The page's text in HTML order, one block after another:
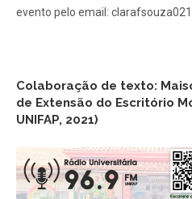
evento pelo email:
Colaboração de texto:
de Extensão do Escritório
UNIFAP, 2021)